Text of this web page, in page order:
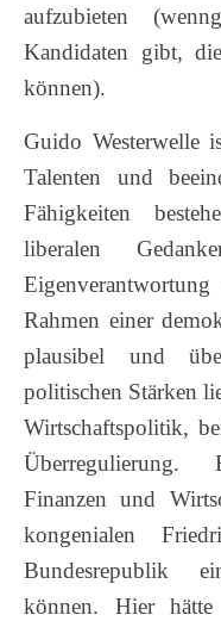
aufzubieten
Kandidaten gibt,
können).
Guido Westerwelle
Talenten und
Fähigkeiten
liberalen
Rahmen einer
plausibel und
politischen Stärken
Wirtschaftspolitik,
Finanzen und
kongenialen
Bundesrepublik
können. Hier hätte